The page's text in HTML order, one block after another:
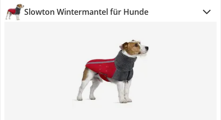
Slowton Wintermantel für Hunde